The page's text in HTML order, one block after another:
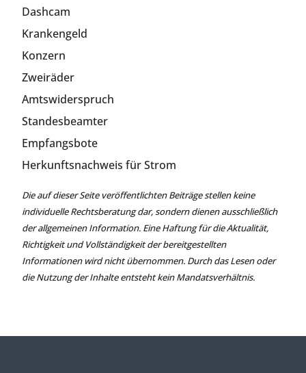
Dashcam
Krankengeld
Konzern
Zweiräder
Amtswiderspruch
Standesbeamter
Empfangsbote
Herkunftsnachweis für Strom
Die auf dieser Seite veröffentlichten Beiträge stellen keine
individuelle Rechtsberatung dar, sondern dienen ausschließlich
der allgemeinen Information. Eine Haftung für die Aktualität,
Richtigkeit und Vollständigkeit der bereitgestellten
Informationen wird nicht übernommen. Durch das Lesen oder
die Nutzung der Inhalte entsteht kein Mandatsverhältnis.